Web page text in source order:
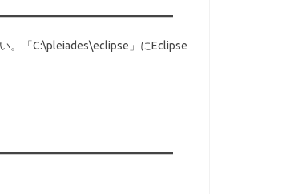
。「C:\pleiades\eclipse」にEclipse